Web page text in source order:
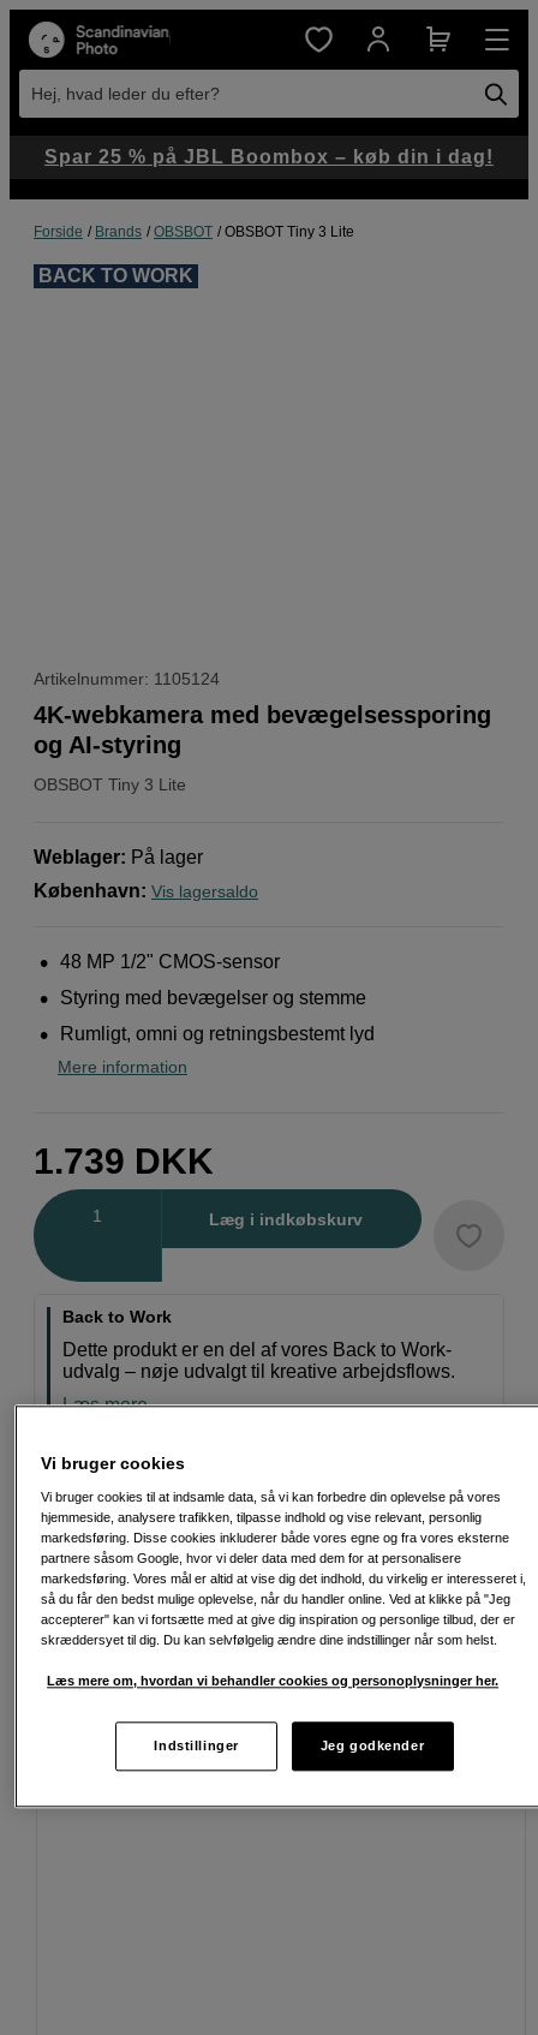
Hej, hvad leder du efter?
Forside Brands OBSBOT OBSBOT Tiny 3 Lite
BACK TO WORK
Artikelnummer: 1105124
OBSBOT Tiny 3 Lite
4K-webkamera med bevægelsessporing
og AI-styring
Weblager: På lager
København: Vis lagersaldo
48 MP 1/2" CMOS-sensor
Styring med bevægelser og stemme
Rumligt, omni og retningsbestemt lyd
Mere information
1.739 DKK
Læg i indkøbskurv
Back to Work
Dette produkt er en del af vores Back to Work-
udvalg – nøje udvalgt til kreative arbejdsflows.
Læs mere
Fri fragt ved køb over 500 kr.
30 dages returret
Personlig service og ekspertrådgivning
Passende tilbehør Se flere tilbehør
Spar 25 % på JBL Boombox – køb din i dag!
Vi bruger cookies
Vi bruger cookies til at indsamle data, så vi kan forbedre din oplevelse på vores
hjemmeside, analysere trafikken, tilpasse indhold og vise relevant, personlig
markedsføring. Disse cookies inkluderer både vores egne og fra vores eksterne
partnere såsom Google, hvor vi deler data med dem for at personalisere
markedsføring. Vores mål er altid at vise dig det indhold, du virkelig er interesseret i,
så du får den bedst mulige oplevelse, når du handler online. Ved at klikke på "Jeg
accepterer" kan vi fortsætte med at give dig inspiration og personlige tilbud, der er
skræddersyet til dig. Du kan selvfølgelig ændre dine indstillinger når som helst.
Læs mere om, hvordan vi behandler cookies og personoplysninger her.
Indstillinger Jeg godkender